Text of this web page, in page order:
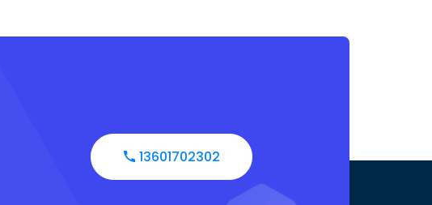
13601702302